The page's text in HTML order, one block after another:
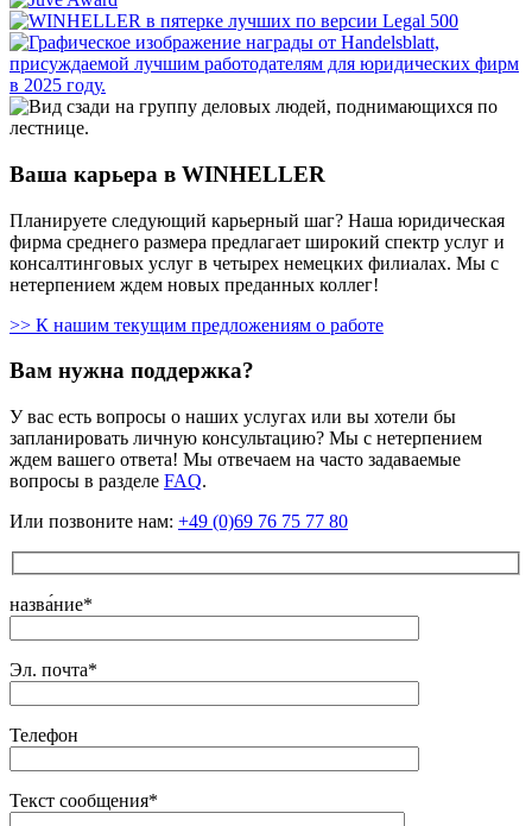
Ваша карьера в WINHELLER
Планируете следующий карьерный шаг? Наша юридическая
фирма среднего размера предлагает широкий спектр услуг и
консалтинговых услуг в четырех немецких филиалах. Мы с
нетерпением ждем новых преданных коллег!
>> К нашим текущим предложениям о работе
Вам нужна поддержка?
У вас есть вопросы о наших услугах или вы хотели бы
запланировать личную консультацию? Мы с нетерпением
ждем вашего ответа! Мы отвечаем на часто задаваемые
вопросы в разделе FAQ.
Или позвоните нам: +49 (0)69 76 75 77 80
назва́ние*
Эл. почта*
Телефон
Текст сообщения*